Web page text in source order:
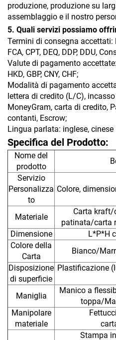
produzione, produzione su
assemblaggio e il nostro
5. Quali servizi possiamo
Termini di consegna accettati:
FCA, CPT, DEQ, DDP, DDU,
Valute di pagamento accettate:
HKD, GBP, CNY, CHF;
Modalità di pagamento
lettera di credito (L/C),
MoneyGram, carta di credito,
contanti, Escrow;
Lingua parlata: inglese, cinese
Specifica del Prodotto:
Nome del
prodotto
Servizio
Personalizza
to
Colore,
Materiale
Carta
patinata/carta
Dimensione
L*P*H
Colore della
Carta
Bianco/
Disposizione
di superficie
Plastificazione
Maniglia
Manico a
toppa/
Manipolare
materiale
Stampa